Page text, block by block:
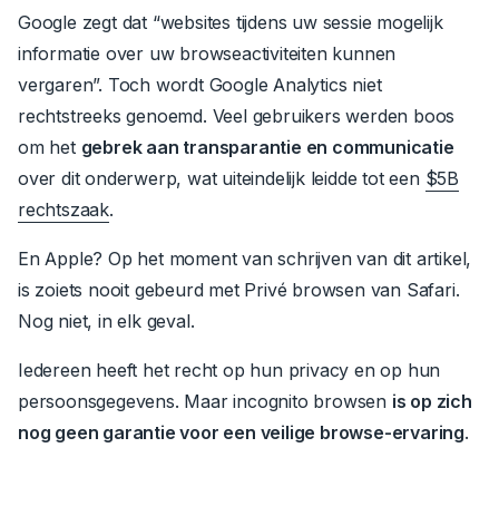
Google zegt dat “websites tijdens uw sessie mogelijk
informatie over uw browseactiviteiten kunnen
vergaren”. Toch wordt Google Analytics niet
rechtstreeks genoemd. Veel gebruikers werden boos
om het gebrek aan transparantie en communicatie
over dit onderwerp, wat uiteindelijk leidde tot een $5B
rechtszaak.
EnApple? Op het moment van schrijven van dit artikel,
is zoiets nooit gebeurd met Privé browsen van Safari.
Nog niet, in elk geval.
Iedereen heeft het recht op hun privacy en op hun
persoonsgegevens. Maar incognito browsen is op zich
nog geen garantie voor een veilige browse-ervaring.